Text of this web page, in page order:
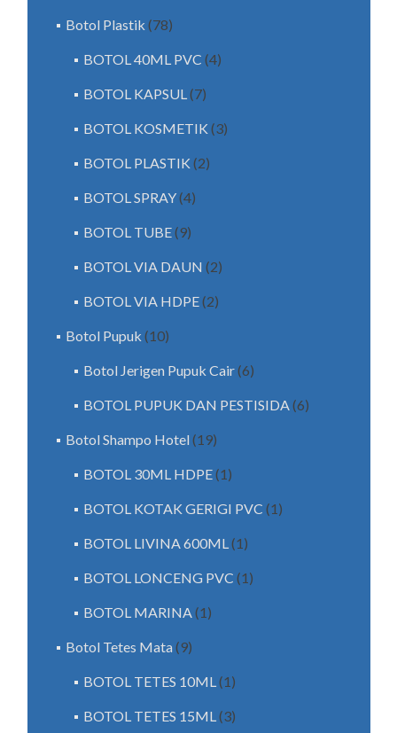
Botol Plastik (78)
BOTOL 40ML PVC (4)
BOTOL KAPSUL(7)
BOTOL KOSMETIK (3)
BOTOL PLASTIK (2)
BOTOL SPRAY(4)
BOTOL TUBE(9)
BOTOL VIA DAUN (2)
BOTOL VIA HDPE(2)
Botol Pupuk (10)
Botol Jerigen Pupuk Cair(6)
BOTOL PUPUK DAN PESTISIDA(6)
Botol Shampo Hotel(19)
BOTOL 30ML HDPE(1)
BOTOL KOTAK GERIGI PVC (1)
BOTOL LIVINA 600ML(1)
BOTOL LONCENG PVC (1)
BOTOL MARINA(1)
Botol Tetes Mata(9)
BOTOL TETES 10ML(1)
BOTOL TETES 15ML(3)